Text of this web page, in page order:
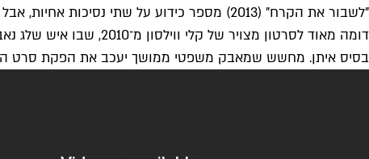
"לשבור את הקרח" (2013) מספר כידוע על שתי
דומה מאוד לסרטון
בסיס איתן. מחשש שמאבק משפטי ממושך יעכב את הפקת סרט